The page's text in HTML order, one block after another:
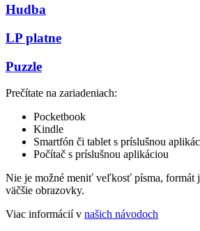
Hudba
LP platne
Puzzle
Prečítate na zariadeniach:
Pocketbook
Kindle
Smartfón či tablet s príslušnou
Počítač s príslušnou aplikáciou
Nie je možné meniť veľkosť písma, formát
väčšie obrazovky.
Viac informácií v našich návodoch